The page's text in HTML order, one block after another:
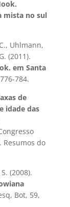
mista no sul
Uhlmann,
(2011).
em Santa
784.
de
idade das
Resumos do
(2008).
Bot, 59,